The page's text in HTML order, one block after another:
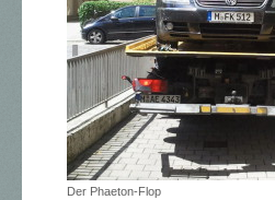
Der Phaeton-Flop